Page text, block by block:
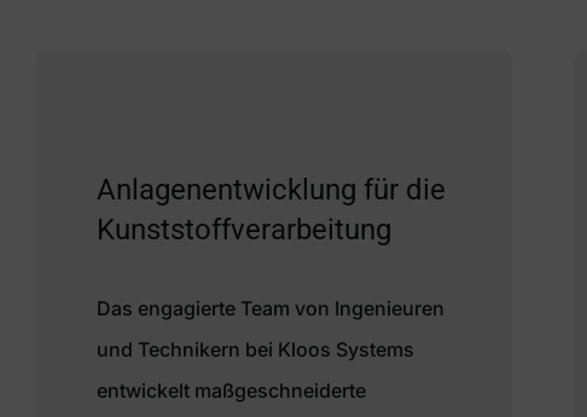
Anlagenentwicklung für die
Kunststoffverarbeitung
Das engagierte Team von Ingenieuren
und Technikern bei Kloos Systems
entwickelt maßgeschneiderte